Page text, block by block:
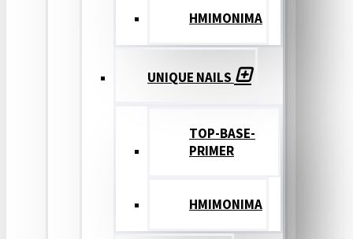
ΗΜΙΜΟΝΙΜΑ
UNIQUE NAILS
TOP-BASE-
PRIMER
ΗΜΙΜΟΝΙΜΑ